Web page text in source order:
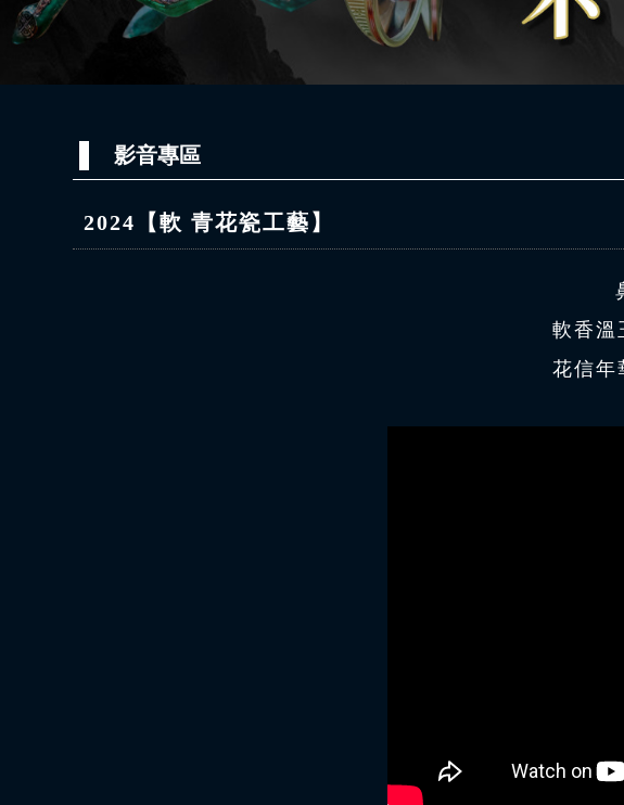
影音專區
2024【軟 青花瓷工藝】
軟香溫
花信年